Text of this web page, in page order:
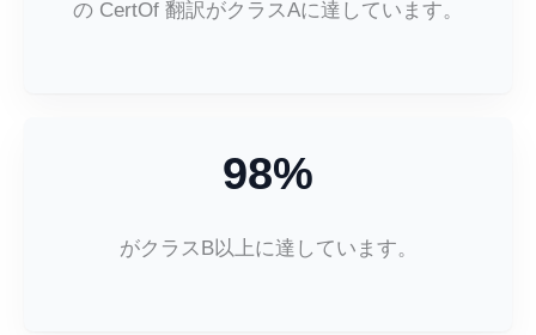
の CertOf 翻訳がクラスAに達しています。
98%
がクラスB以上に達しています。